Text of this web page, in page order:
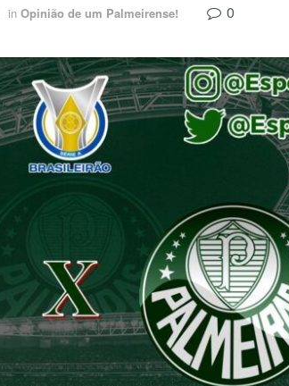
in Opinião de um Palmeirense! 0